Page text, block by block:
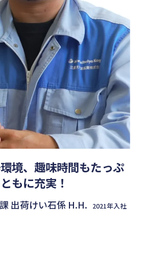
境、趣味時間もたっぷ
もに充実！
出荷けい石係 H.H. 2021年入社